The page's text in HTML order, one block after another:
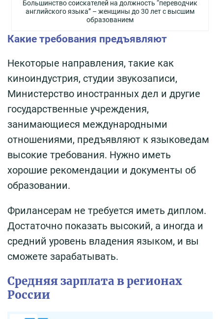
Большинство соискателей на должность “переводчик
английского языка” – женщины до 30 лет с высшим
образованием
Какие требования предъявляют
Некоторые направления, такие как
киноиндустрия, студии звукозаписи,
Министерство иностранных дел и другие
государственные учреждения,
занимающиеся международными
отношениями, предъявляют к языковедам
высокие требования. Нужно иметь
хорошие рекомендации и документы об
образовании.
Фрилансерам не требуется иметь диплом.
Достаточно показать высокий, а иногда и
средний уровень владения языком, и вы
сможете зарабатывать.
Средняя зарплата в регионах
России